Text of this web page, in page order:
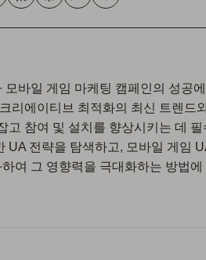
바일 게임 마케팅 캠페인의 성공
리에이티브 최적화의 최신 트렌드
고 참여 및 설치를 향상시키는 데
UA 전략을 탐색하고, 모바일 게임
여 그 영향력을 극대화하는 방법에